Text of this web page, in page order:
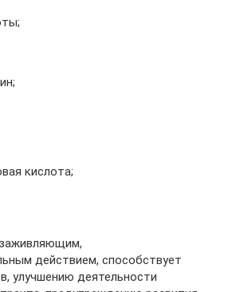
кислота;
действием, способствует
улучшению деятельности